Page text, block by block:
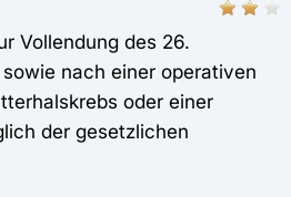
Vollendung des 26.
nach einer operativen
oder einer
der gesetzlichen